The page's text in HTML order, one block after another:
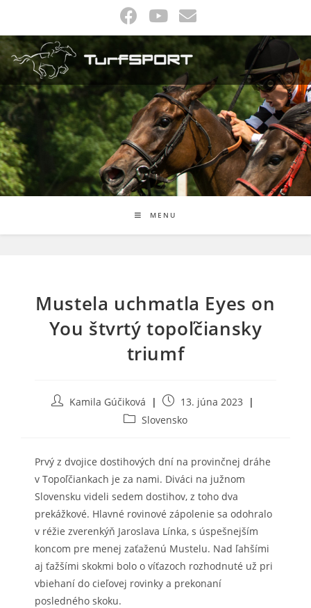
content
MENU
Mustela uchmatla Eyes on
You štvrtý topoľčiansky
triumf
Post Kamila Gúčiková
Post
published:
13. júna 2023
Post Slovensko
Prvý z dvojice dostihových dní na provinčnej dráhe
v Topoľčiankach je za nami. Diváci na južnom
Slovensku videli sedem dostihov, z toho dva
prekážkové. Hlavné rovinové zápolenie sa odohralo
v réžie zverenkýň Jaroslava Línka, s úspešnejším
koncom pre menej zaťaženú Mustelu. Nad ľahšími
aj ťažšími skokmi bolo o víťazoch rozhodnuté už pri
vbiehaní do cieľovej rovinky a prekonaní
posledného skoku.